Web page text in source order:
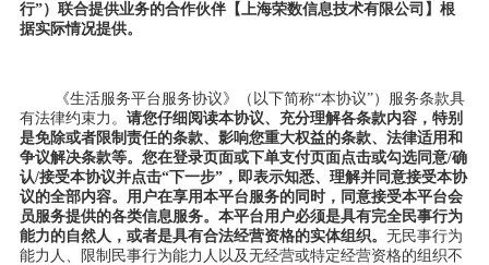
行”）联合提供业务的合作伙伴【上海荣数信息技术有限公司】 根
据实际情况提供。
《生活服务平台服务协议》（以下简称“本协议”）服务条款具
有法律约束力。 请您仔细阅读本协议、充分理解各条款内容，特别
是免除或者限制责任的条款、影响您重大权益的条款、法律适用和
争议解决条款等。您在登录页面或下单支付页面 点击或勾选同意/确
认/接受本协议并点击“下一步”，即表示知悉、理解并同意接受本协
议的全部内容。 用户在享用本平台服务的同时，同意接受本平台会
员服务提供的各类信息服务。本平台用户必须是具有完全民事行为
能力的自然人，或者是具有合法经营资格的实体组织。 无民事行为
能力人、限制民事行为能力人以及无经营或特定经营资格的组织不